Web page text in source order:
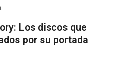
Los discos que
por su portada